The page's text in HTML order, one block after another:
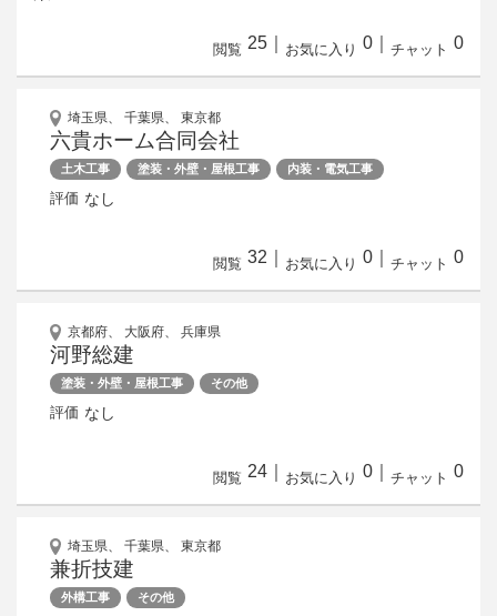
閲覧 25 お気に入り 0 チャット 0
埼玉県、 千葉県、 東京都
六貴ホーム合同会社
土木工事 塗装・外壁・屋根工事 内装・電気工事
評価 なし
閲覧 32 お気に入り 0 チャット 0
京都府、 大阪府、 兵庫県
河野総建
塗装・外壁・屋根工事 その他
評価 なし
閲覧 24 お気に入り 0 チャット 0
埼玉県、 千葉県、 東京都
兼折技建
外構工事 その他